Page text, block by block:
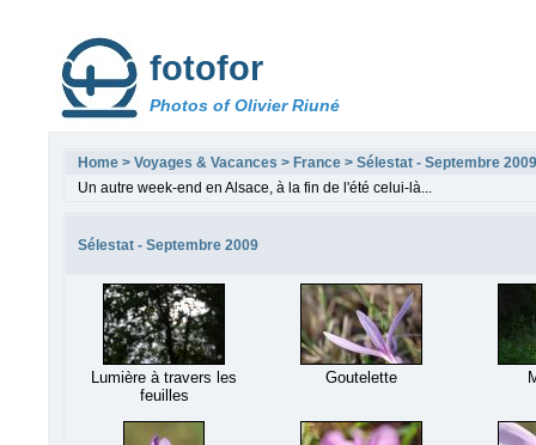
fotofor
Photos of Olivier Riuné
Home > Voyages & Vacances > France > Sélestat - Septembre 2009
Un autre week-end en Alsace, à la fin de l'été celui-là...
Sélestat - Septembre 2009
Lumière à travers les
feuilles
Goutelette